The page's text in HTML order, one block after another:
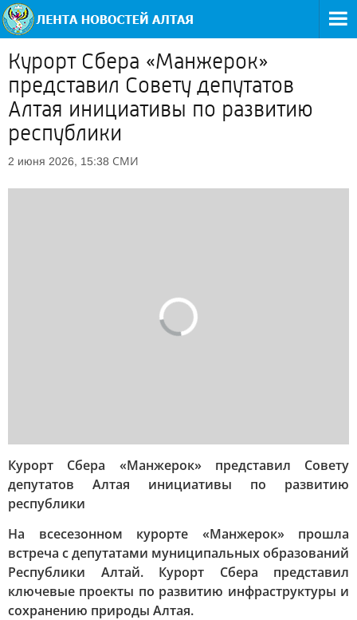
Курорт Сбера «Манжерок»
представил Совету депутатов
Алтая инициативы по развитию
республики
2 июня 2026, 15:38 СМИ
Курорт Сбера «Манжерок» представил Совету
депутатов Алтая инициативы по развитию
республики
На всесезонном курорте «Манжерок» прошла
встреча с депутатами муниципальных образований
Республики Алтай. Курорт Сбера представил
ключевые проекты по развитию инфраструктуры и
сохранению природы Алтая.